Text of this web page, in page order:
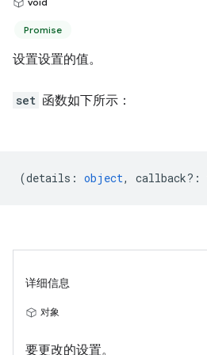
Promise
设置设置的值。
set 函数如下所示：
(details : object, callback? :
详细信息
对象
要更改的设置。